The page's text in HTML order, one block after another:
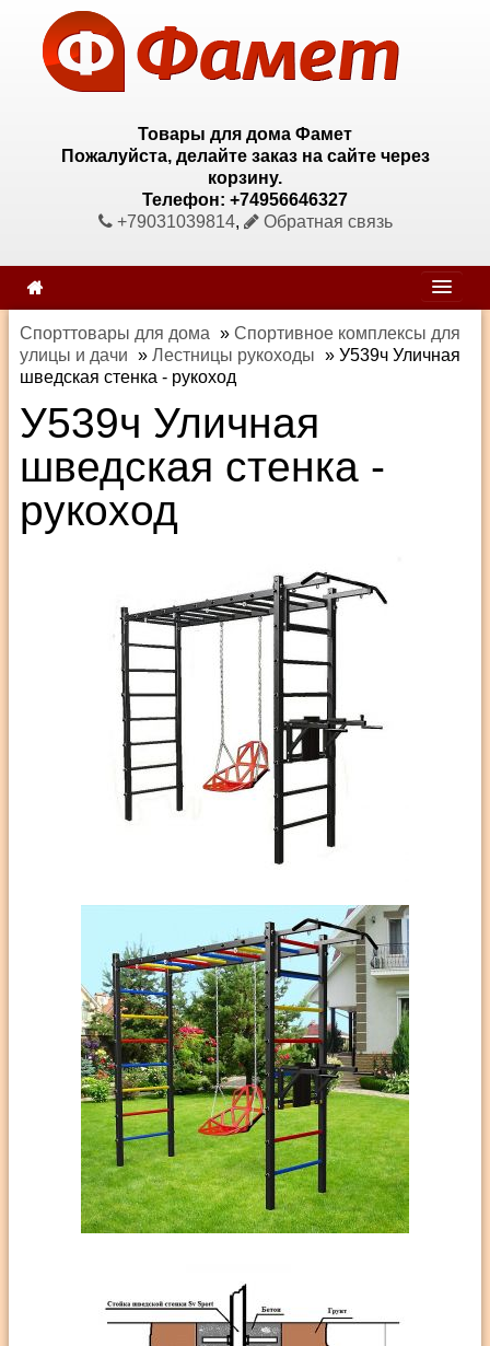
Товары для дома Фамет
Пожалуйста, делайте заказ на сайте через
корзину.
Телефон: +74956646327
+79031039814, Обратная связь
Спорттовары для дома » Спортивное комплексы для
улицы и дачи » Лестницы рукоходы » У539ч Уличная
шведская стенка - рукоход
У539ч Уличная
шведская стенка -
рукоход